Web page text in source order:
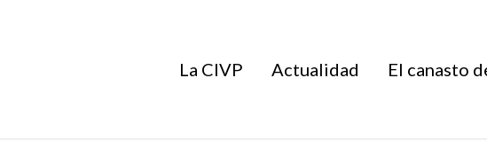
La CIVP Actualidad El canasto